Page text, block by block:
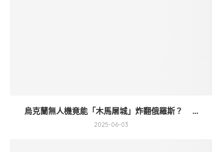
烏克蘭無人機竟能「木馬屠城」炸翻俄羅斯？ ...
2025-06-03